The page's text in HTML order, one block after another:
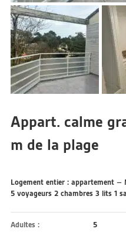
Appart. calme
m de la plage
Logement entier : appartement –
5 voyageurs 2 chambres 3 lits 1
Adultes : 5